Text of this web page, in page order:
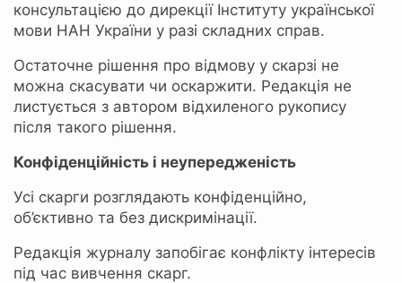
консультацією до дирекції Інституту української
мови НАН України у разі складних справ.
Остаточне рішення про відмову у скарзі не
можна скасувати чи оскаржити. Редакція не
листується з автором відхиленого рукопису
після такого рішення.
Конфіденційність і неупередженість
Усі скарги розглядають конфіденційно,
об’єктивно та без дискримінації.
Редакція журналу запобігає конфлікту інтересів
під час вивчення скарг.